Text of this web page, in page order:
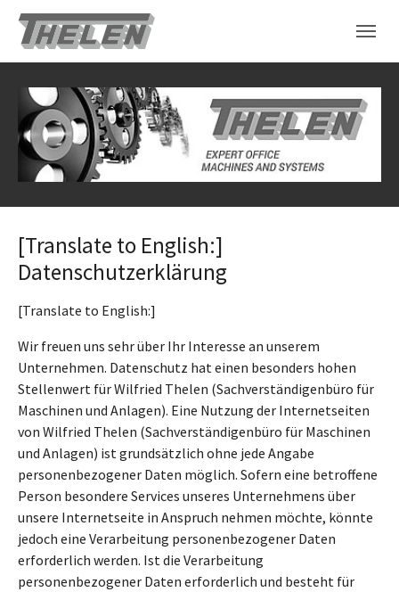
Skip to main content
Skip to page footer
[Translate to English:]
Datenschutzerklärung
[Translate to English:]
Wir freuen uns sehr über Ihr Interesse an unserem
Unternehmen. Datenschutz hat einen besonders hohen
Stellenwert für Wilfried Thelen (Sachverständigenbüro für
Maschinen und Anlagen). Eine Nutzung der Internetseiten
von Wilfried Thelen (Sachverständigenbüro für Maschinen
und Anlagen) ist grundsätzlich ohne jede Angabe
personenbezogener Daten möglich. Sofern eine betroffene
Person besondere Services unseres Unternehmens über
unsere Internetseite in Anspruch nehmen möchte, könnte
jedoch eine Verarbeitung personenbezogener Daten
erforderlich werden. Ist die Verarbeitung
personenbezogener Daten erforderlich und besteht für